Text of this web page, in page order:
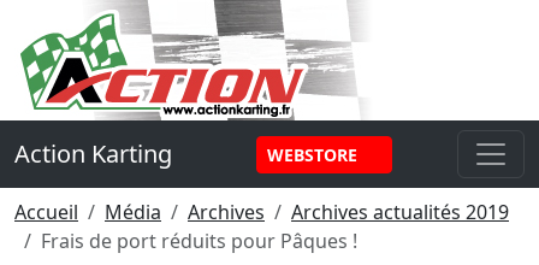
Panneau de gestion des cookies
Action Karting WEBSTORE
Accueil Média Archives
Archives actualités 2019
Frais de port réduits pour Pâques !